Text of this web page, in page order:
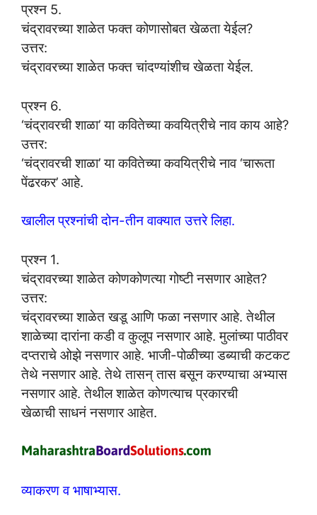
प्रश्न 5.
चंद्रावरच्या शाळेत फक्त कोणासोबत खेळता येईल?
उत्तर:
चंद्रावरच्या शाळेत फक्त चांदण्यांशीच खेळता येईल.
प्रश्न 6.
‘चंद्रावरची शाळा’ या कवितेच्या कवयित्रीचे नाव काय आहे?
उत्तर:
‘चंद्रावरची शाळा’ या कवितेच्या कवयित्रीचे नाव ‘चारूता
पेंढरकर’ आहे.
खालील प्रश्नांची दोन-तीन वाक्यात उत्तरे लिहा.
प्रश्न 1.
चंद्रावरच्या शाळेत कोणकोणत्या गोष्टी नसणार आहेत?
उत्तर:
चंद्रावरच्या शाळेत खडू आणि फळा नसणार आहे. तेथील
शाळेच्या दारांना कडी व कुलूप नसणार आहे. मुलांच्या पाठीवर
दप्तराचे ओझे नसणार आहे. भाजी-पोळीच्या डब्याची कटकट
तेथे नसणार आहे. तेथे तासन् तास बसून करण्याचा अभ्यास
नसणार आहे. तेथील शाळेत कोणत्याच प्रकारची
खेळाची साधनं नसणार आहेत.
व्याकरण व भाषाभ्यास.